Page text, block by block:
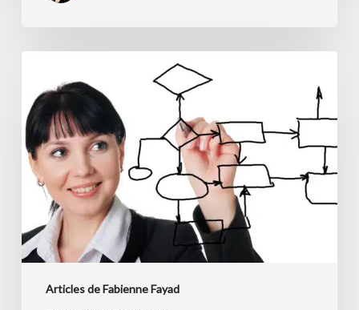
Articles de Fabienne Fayad
liberté
commençait
par
vos
processus?